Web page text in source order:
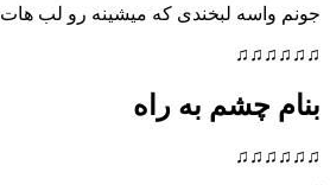
جونم واسه لبخندی که میشینه رو لب هات
♫♫♫♫♫♫
بنام چشم به راه
♫♫♫♫♫♫